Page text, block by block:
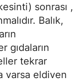
sonrası ,
Balık,
gıdaların
tekrar
varsa eldiven